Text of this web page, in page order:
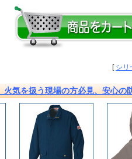
[ シリ
気を扱う現場の方必見、安心の